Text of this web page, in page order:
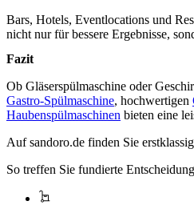
Bars, Hotels, Eventlocations und
nicht nur für bessere Ergebnisse,
Fazit
Ob Gläserspülmaschine oder
Gastro-Spülmaschine, hochwertigen
Haubenspülmaschinen bieten eine
Auf sandoro.de finden Sie
So treffen Sie fundierte